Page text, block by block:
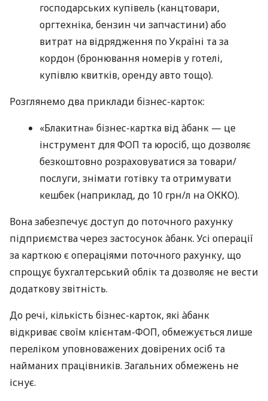
господарських купівель (канцтовари,
оргтехніка, бензин чи запчастини) або
витрат на відрядження по Україні та за
кордон (бронювання номерів у готелі,
купівлю квитків, оренду авто тощо).
Розглянемо два приклади бізнес-карток:
«Блакитна» бізнес-картка від àбанк — це
інструмент для ФОП та юросіб, що дозволяє
безкоштовно розраховуватися за товари/
послуги, знімати готівку та отримувати
кешбек (наприклад, до 10 грн/л на ОККО).
Вона забезпечує доступ до поточного рахунку
підприємства через застосунок àбанк. Усі операції
за карткою є операціями поточного рахунку, що
спрощує бухгалтерський облік та дозволяє не вести
додаткову звітність.
До речі, кількість бізнес-карток, які àбанк
відкриває своїм клієнтам-ФОП, обмежується лише
переліком уповноважених довірених осіб та
найманих працівників. Загальних обмежень не
існує.